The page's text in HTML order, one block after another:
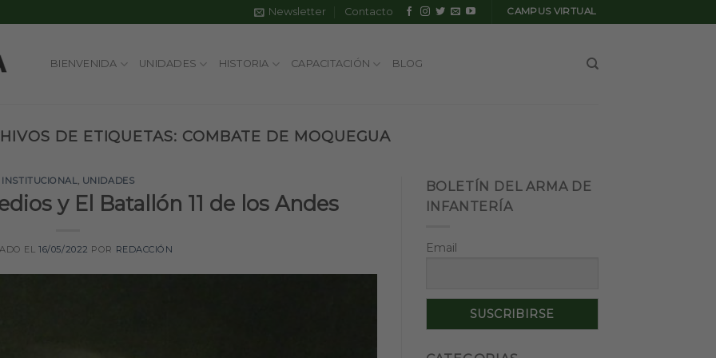
Newsletter Contacto CAMPUS VIRTUAL
BIENVENIDA UNIDADES HISTORIA CAPACITACIÓN BLOG
DE ETIQUETAS: COMBATE DE MOQUEGUA
INSTITUCIONAL, UNIDADES
y El Batallón 11 de los Andes
EL16/05/2022 POR REDACCIÓN
BOLETÍN DEL ARMA DE
INFANTERÍA
Email